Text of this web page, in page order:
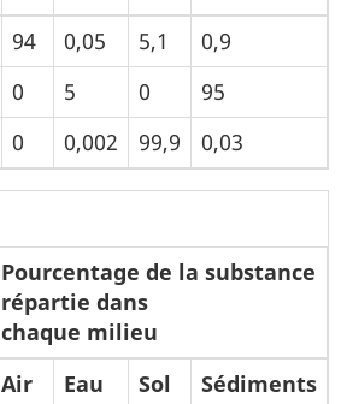
94 0,05 5,1
0,9
0 5 0
95
0 0,002 99,9 0,03
Pourcentage de la substance
répartie dans
chaque milieu
Air Eau Sol
Sédiments